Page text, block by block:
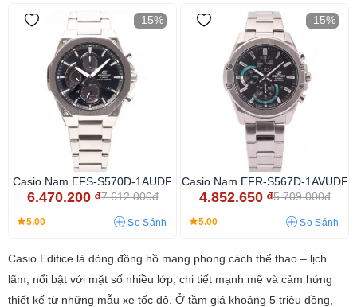
-15%
Casio Nam EFS-S570D-1AUDF
6.470.200 ₫7.612.000đ
5.00 So Sánh
-15%
Casio Nam EFR-S567D-1AVUDF
4.852.650 ₫5.709.000đ
5.00 So Sánh
Casio Edifice là dòng đồng hồ mang phong cách thể thao – lịch
lãm, nổi bật với mặt số nhiều lớp, chi tiết mạnh mẽ và cảm hứng
thiết kế từ những mẫu xe tốc độ. Ở tầm giá khoảng 5 triệu đồng,